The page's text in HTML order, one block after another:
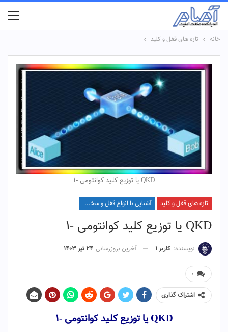
خانه تازه های قفل و کلید
QKD یا توزیع کلید کوانتومی -1
تازه های قفل و کلید آشنایی با انواع قفل و سخت افزار آن
QKD یا توزیع کلید کوانتومی -1
نویسنده: کاربر ۱ آخرین بروزرسانی ۲۴ تیر ۱۴۰۳
۰
اشتراک گذاری
QKD یا توزیع کلید کوانتومی -۱